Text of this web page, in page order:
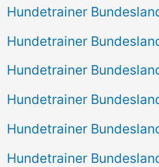
Hundetrainer
Hundetrainer
Hundetrainer
Hundetrainer
Hundetrainer
Hundetrainer